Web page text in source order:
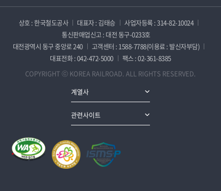
상호 : 한국철도공사 대표자 : 김태승
사업자등록 : 314-82-10024
통신판매업신고 : 대전 동구-0233호
대전광역시 동구 중앙로 240
고객센터 : 1588-7788(이용료 : 발신자부담)
대표전화 : 042-472-5000
팩스 : 02-361-8385
COPYRIGHT ⓒ KOREA RAILROAD. ALL RIGHTS RESERVED.
계열사
관련사이트